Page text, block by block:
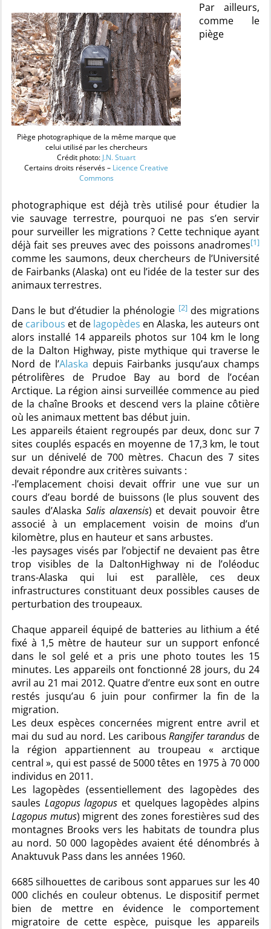
Piège photographique de la même marque que
celui utilisé par les chercheurs
Crédit photo:J.N. Stuart
Certains droits réservés – Licence Creative
Commons
Par ailleurs,
comme le
piège
photographique est déjà très utilisé pour étudier la
vie sauvage terrestre, pourquoi ne pas s’en servir
pour surveiller les migrations ? Cette technique ayant
déjà fait ses preuves avec des poissons anadromes[1]
comme les saumons, deux chercheurs de l’Université
de Fairbanks (Alaska) ont eu l’idée de la tester sur des
animaux terrestres.
Dans le but d’étudier la phénologie [2]des migrations
de caribous et de lagopèdes en Alaska, les auteurs ont
alors installé 14 appareils photos sur 104 km le long
de la Dalton Highway, piste mythique qui traverse le
Nord de l’Alaska depuis Fairbanks jusqu’aux champs
pétrolifères de Prudoe Bay au bord de l’océan
Arctique. La région ainsi surveillée commence au pied
de la chaîne Brooks et descend vers la plaine côtière
où les animaux mettent bas début juin.
Les appareils étaient regroupés par deux, donc sur 7
sites couplés espacés en moyenne de 17,3 km, le tout
sur un dénivelé de 700 mètres. Chacun des 7 sites
devait répondre aux critères suivants :
-l’emplacement choisi devait offrir une vue sur un
cours d’eau bordé de buissons (le plus souvent des
saules d’Alaska Salis alaxensis) et devait pouvoir être
associé à un emplacement voisin de moins d’un
kilomètre, plus en hauteur et sans arbustes.
-les paysages visés par l’objectif ne devaient pas être
trop visibles de la DaltonHighway ni de l’oléoduc
trans-Alaska qui lui est parallèle, ces deux
infrastructures constituant deux possibles causes de
perturbation des troupeaux.
Chaque appareil équipé de batteries au lithium a été
fixé à 1,5 mètre de hauteur sur un support enfoncé
dans le sol gelé et a pris une photo toutes les 15
minutes. Les appareils ont fonctionné 28 jours, du 24
avril au 21 mai 2012. Quatre d’entre eux sont en outre
restés jusqu’au 6 juin pour confirmer la fin de la
migration.
Les deux espèces concernées migrent entre avril et
mai du sud au nord. Les caribousRangifer tarandus de
la région appartiennent au troupeau « arctique
central », qui est passé de 5000 têtes en 1975 à 70 000
individus en 2011.
Les lagopèdes (essentiellement des lagopèdes des
saules Lagopus lagopus et quelques lagopèdes alpins
Lagopus mutus) migrent des zones forestières sud des
montagnes Brooks vers les habitats de toundra plus
au nord. 50 000 lagopèdes avaient été dénombrés à
Anaktuvuk Pass dans les années 1960.
6685 silhouettes de caribous sont apparues sur les 40
000 clichés en couleur obtenus. Le dispositif permet
bien de mettre en évidence le comportement
migratoire de cette espèce, puisque les appareils